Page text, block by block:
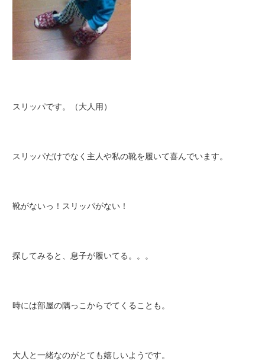
スリッパです。（大人用）
スリッパだけでなく主人や私の靴を履いて喜んでいます。
靴がないっ！スリッパがない！
探してみると、息子が履いてる。。。
時には部屋の隅っこからでてくることも。
大人と一緒なのがとても嬉しいようです。